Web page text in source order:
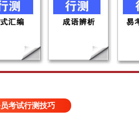
考试行测技巧